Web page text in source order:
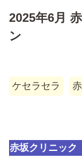
2025年6月
ン
ケセラセラ
赤坂クリニック